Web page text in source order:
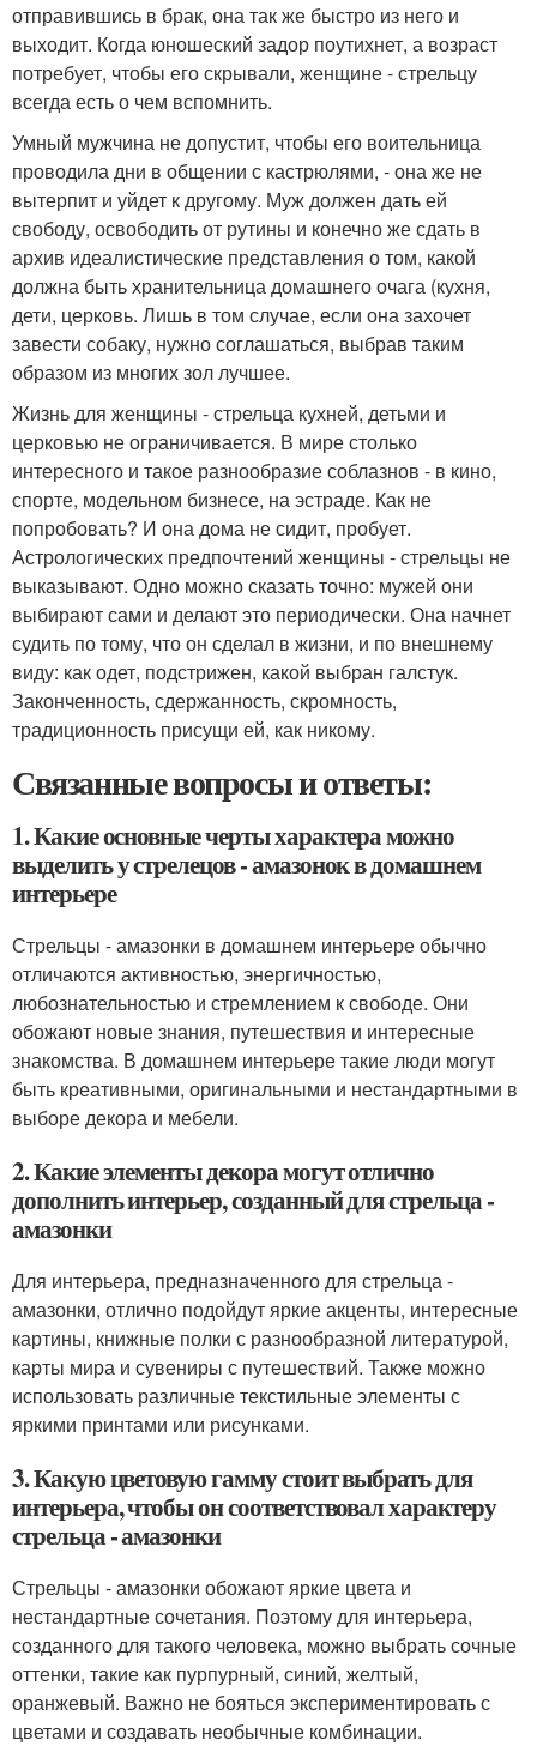
отправившись в брак, она так же быстро из него и
выходит. Когда юношеский задор поутихнет, а возраст
потребует, чтобы его скрывали, женщине - стрельцу
всегда есть о чем вспомнить.
Умный мужчина не допустит, чтобы его воительница
проводила дни в общении с кастрюлями, - она же не
вытерпит и уйдет к другому. Муж должен дать ей
свободу, освободить от рутины и конечно же сдать в
архив идеалистические представления о том, какой
должна быть хранительница домашнего очага (кухня,
дети, церковь. Лишь в том случае, если она захочет
завести собаку, нужно соглашаться, выбрав таким
образом из многих зол лучшее.
Жизнь для женщины - стрельца кухней, детьми и
церковью не ограничивается. В мире столько
интересного и такое разнообразие соблазнов - в кино,
спорте, модельном бизнесе, на эстраде. Как не
попробовать? И она дома не сидит, пробует.
Астрологических предпочтений женщины - стрельцы не
выказывают. Одно можно сказать точно: мужей они
выбирают сами и делают это периодически. Она начнет
судить по тому, что он сделал в жизни, и по внешнему
виду: как одет, подстрижен, какой выбран галстук.
Законченность, сдержанность, скромность,
традиционность присущи ей, как никому.
Связанные вопросы и ответы:
1. Какие основные черты характера можно
выделить у стрелецов - амазонок в домашнем
интерьере
Стрельцы - амазонки в домашнем интерьере обычно
отличаются активностью, энергичностью,
любознательностью и стремлением к свободе. Они
обожают новые знания, путешествия и интересные
знакомства. В домашнем интерьере такие люди могут
быть креативными, оригинальными и нестандартными в
выборе декора и мебели.
2. Какие элементы декора могут отлично
дополнить интерьер, созданный для стрельца -
амазонки
Для интерьера, предназначенного для стрельца -
амазонки, отлично подойдут яркие акценты, интересные
картины, книжные полки с разнообразной литературой,
карты мира и сувениры с путешествий. Также можно
использовать различные текстильные элементы с
яркими принтами или рисунками.
3. Какую цветовую гамму стоит выбрать для
интерьера, чтобы он соответствовал характеру
стрельца - амазонки
Стрельцы - амазонки обожают яркие цвета и
нестандартные сочетания. Поэтому для интерьера,
созданного для такого человека, можно выбрать сочные
оттенки, такие как пурпурный, синий, желтый,
оранжевый. Важно не бояться экспериментировать с
цветами и создавать необычные комбинации.